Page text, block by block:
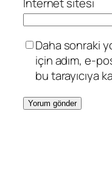
Daha sonraki
için adım, e-
bu tarayıcıya